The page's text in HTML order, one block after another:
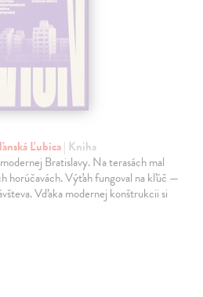
Ľubica| Kniha
Bratislavy. Na terasách mal
horúčavách. Výťah fungoval na kľúč —
Vďaka modernej konštrukcii si